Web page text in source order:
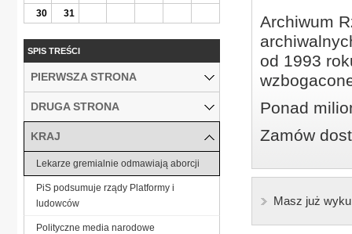
Archiwum
od 1993
Ponad
Zamów
Masz już
30
31
SPIS TREŚCI
PIERWSZA STRONA
DRUGA STRONA
KRAJ
Lekarze gremialnie odmawiają aborcji
PiS podsumuje rządy Platformy i
ludowców
Polityczne media narodowe